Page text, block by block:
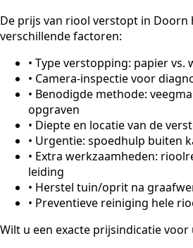
De prijs van riool verstopt in Doorn
verschillende factoren:
• Type verstopping: papier vs.
• Camera-inspectie voor
• Benodigde methode:
opgraven
• Diepte en locatie van de
• Urgentie: spoedhulp buiten
• Extra werkzaamheden:
leiding
• Herstel tuin/oprit na
• Preventieve reiniging hele
Wilt u een exacte prijsindicatie